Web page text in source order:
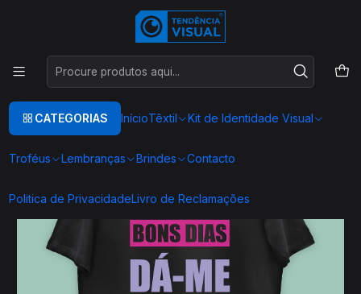
CATEGORIAS InícioTêxtil Kit de Identidade Visual
Troféus Lembranças Brindes Contacto
Politica de PrivacidadeLivro de Reclamações
Este é o texto do slideLer mais